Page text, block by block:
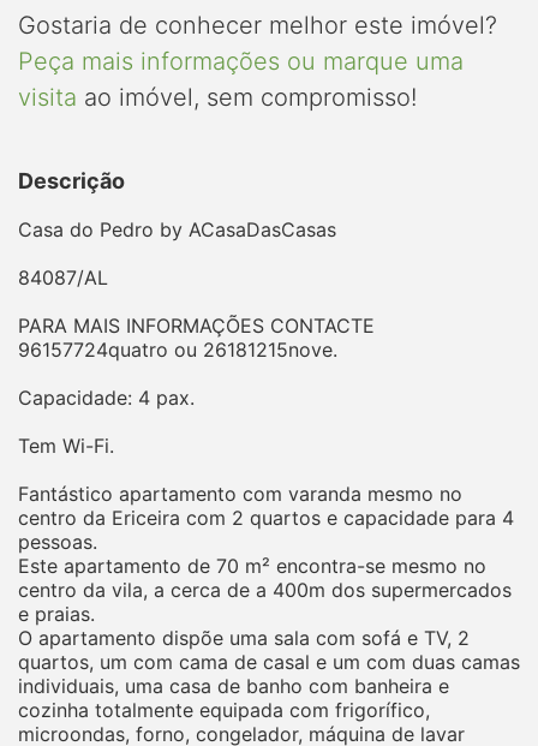
Gostaria de conhecer melhor este imóvel?
Peça mais informações ou marque uma
visita ao imóvel, sem compromisso!
Descrição
Casa do Pedro by ACasaDasCasas
84087/AL
PARA MAIS INFORMAÇÕES CONTACTE
96157724quatro ou 26181215nove.
Capacidade: 4 pax.
Tem Wi-Fi.
Fantástico apartamento com varanda mesmo no
centro da Ericeira com 2 quartos e capacidade para 4
pessoas.
Este apartamento de 70 m² encontra-se mesmo no
centro da vila, a cerca de a 400m dos supermercados
e praias.
O apartamento dispõe uma sala com sofá e TV, 2
quartos, um com cama de casal e um com duas camas
individuais, uma casa de banho com banheira e
cozinha totalmente equipada com frigorífico,
microondas, forno, congelador, máquina de lavar